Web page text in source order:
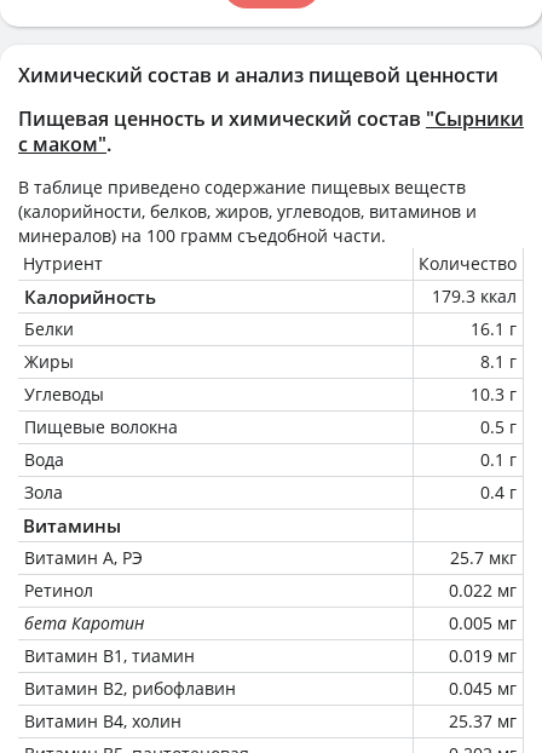
Химический состав и анализ пищевой ценности
Пищевая ценность и химический состав "Сырники
с маком".
В таблице приведено содержание пищевых веществ
(калорийности, белков, жиров, углеводов, витаминов и
минералов) на 100 грамм съедобной части.
Нутриент
Количество
Калорийность
179.3 ккал
Белки
16.1 г
Жиры
8.1 г
Углеводы
10.3 г
Пищевые волокна
0.5 г
Вода
0.1 г
Зола
0.4 г
Витамины
Витамин А, РЭ
25.7 мкг
Ретинол
0.022 мг
бета Каротин
0.005 мг
Витамин В1, тиамин
0.019 мг
Витамин В2, рибофлавин
0.045 мг
Витамин В4, холин
25.37 мг